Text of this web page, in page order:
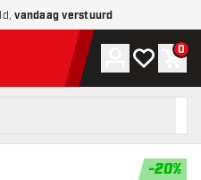
vandaag verstuurd
pagina
Account
Mijn 0
-20%